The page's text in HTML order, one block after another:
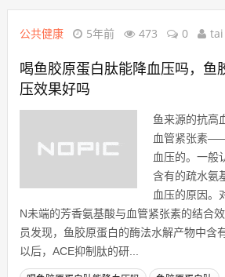
公共健康 5年前 473 0 tai
喝鱼胶原蛋白肽能降血压吗，鱼
压效果好吗
鱼来源的抗高
血管紧张素
血压的。一般
含有的疏水氨
血压的原因。
N未端的芳香氨基酸与血管紧张素的结合
员发现，鱼胶原蛋白的酶法水解产物中含
以后，ACE抑制肽的研...